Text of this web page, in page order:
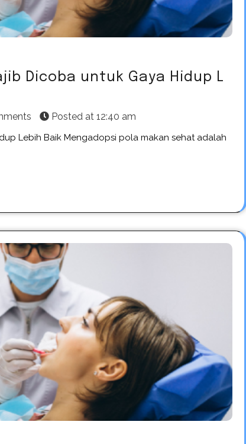
Dicoba untuk Gaya Hidup L
Posted at 12:40 am
Lebih Baik Mengadopsi pola makan sehat adalah